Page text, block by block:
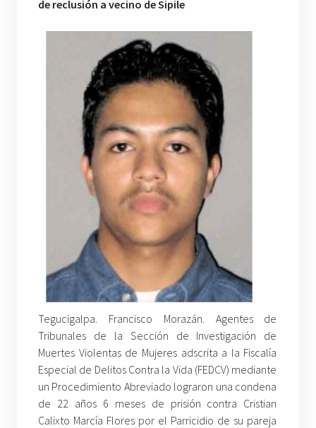
de reclusión a vecino de Sipile
Tegucigalpa. Francisco Morazán. Agentes de
Tribunales de la Sección de Investigación de
Muertes Violentas de Mujeres adscrita a la Fiscalía
Especial de Delitos Contra la Vida (FEDCV) mediante
un Procedimiento Abreviado lograron una condena
de 22 años 6 meses de prisión contra Cristian
Calixto Marcía Flores por el Parricidio de su pareja